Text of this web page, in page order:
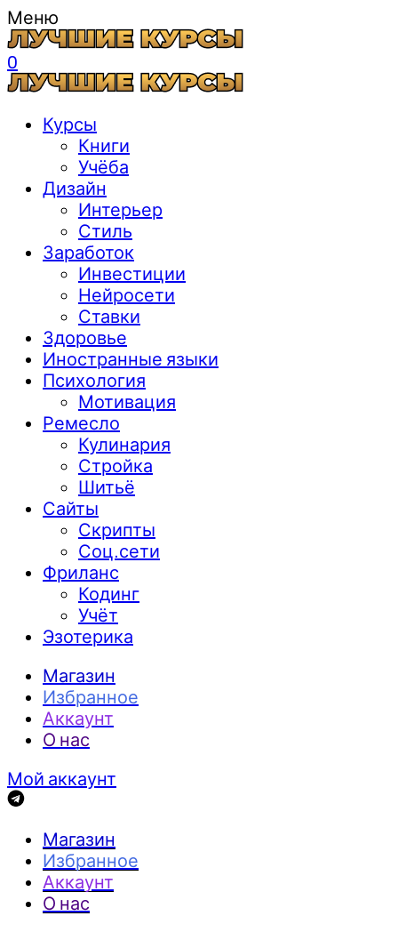
Меню
0
Курсы
Книги
Учёба
Дизайн
Интерьер
Стиль
Заработок
Инвестиции
Нейросети
Ставки
Здоровье
Иностранные языки
Психология
Мотивация
Ремесло
Кулинария
Стройка
Шитьё
Сайты
Скрипты
Соц.сети
Фриланс
Кодинг
Учёт
Эзотерика
Магазин
Избранное
Аккаунт
О нас
Мой аккаунт
Магазин
Избранное
Аккаунт
О нас